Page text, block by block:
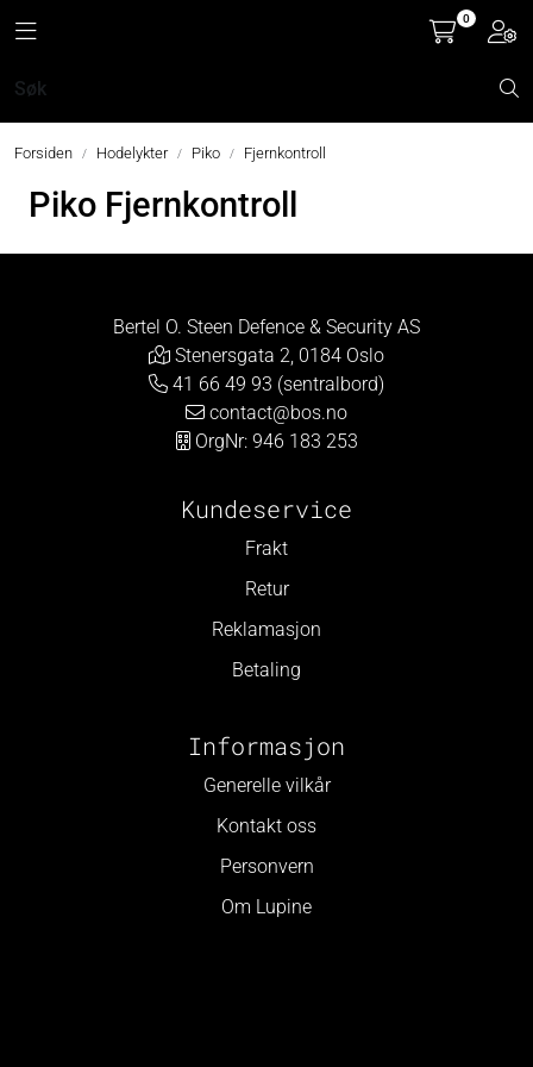
Toggle navigation
0
Forsiden Hodelykter Piko Fjernkontroll
Piko Fjernkontroll
Bertel O. Steen Defence & Security AS
Stenersgata 2, 0184 Oslo
41 66 49 93 (sentralbord)
contact@bos.no
OrgNr: 946 183 253
Kundeservice
Frakt
Retur
Reklamasjon
Betaling
Informasjon
Generelle vilkår
Kontakt oss
Personvern
Om Lupine
Hodelykter
Hjelmlykter
Sykkellykter
Tilbehør & Reservedeler